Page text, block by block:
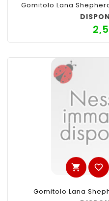
Gomitolo Lana
shopping_cart favorite_border
Gomitolo Lana